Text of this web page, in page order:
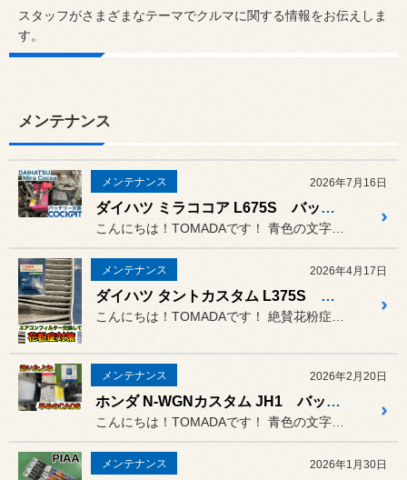
スタッフがさまざまなテーマでクルマに関する情報をお伝えしま
す。
メンテナンス
メンテナンス 2026年7月16日
ダイハツ ミラココア L675S バッテリー交換〈CAOS装着〉
メンテナンス 2026年4月17日
ダイハツ タントカスタム L375S エアコンフィルター交換
メンテナンス 2026年2月20日
ホンダ N-WGNカスタム JH1 バッテリー交換〈CAOS装着〉
メンテナンス 2026年1月30日